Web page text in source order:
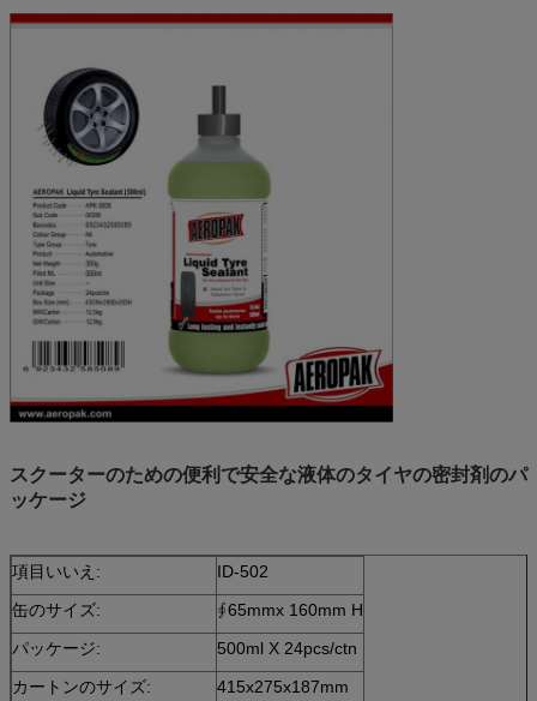
スクーターのための便利で安全な液体のタイヤの密封剤のパ
ッケージ
項目いいえ:
ID-502
缶のサイズ:
∮65mmx 160mm H
パッケージ:
500ml X 24pcs/ctn
カートンのサイズ:
415x275x187mm